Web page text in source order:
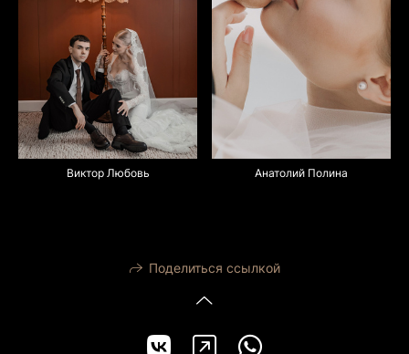
Виктор Любовь Анатолий Полина
Поделиться ссылкой